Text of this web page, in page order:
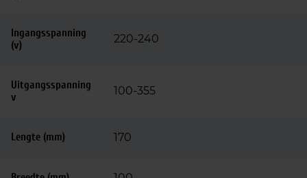
Ingangsspanning
(v)
220-240
Uitgangsspanning
v
100-355
Lengte (mm) 170